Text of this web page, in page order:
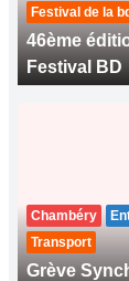
Festival de la bd
46ème
Festival BD
Chambéry
Transport
Grève